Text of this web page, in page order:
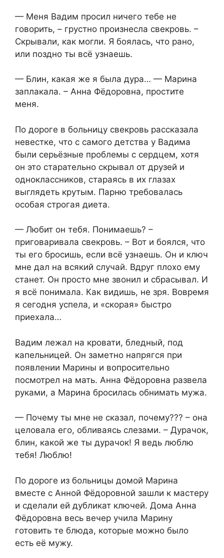
— Меня Вадим просил ничего тебе не
говорить, – грустно произнесла свекровь. –
Скрывали, как могли. Я боялась, что рано,
или поздно ты всё узнаешь.
— Блин, какая же я была дура… — Марина
заплакала. – Анна Фёдоровна, простите
меня.
По дороге в больницу свекровь рассказала
невестке, что с самого детства у Вадима
были серьёзные проблемы с сердцем, хотя
он это старательно скрывал от друзей и
одноклассников, стараясь в их глазах
выглядеть крутым. Парню требовалась
особая строгая диета.
— Любит он тебя. Понимаешь? –
приговаривала свекровь. – Вот и боялся, что
ты его бросишь, если всё узнаешь. Он и ключ
мне дал на всякий случай. Вдруг плохо ему
станет. Он просто мне звонил и сбрасывал. И
я всё понимала. Как видишь, не зря. Вовремя
я сегодня успела, и «скорая» быстро
приехала…
Вадим лежал на кровати, бледный, под
капельницей. Он заметно напрягся при
появлении Марины и вопросительно
посмотрел на мать. Анна Фёдоровна развела
руками, а Марина бросилась обнимать мужа.
— Почему ты мне не сказал, почему??? – она
целовала его, обливаясь слезами. – Дурачок,
блин, какой же ты дурачок! Я ведь люблю
тебя! Люблю!
По дороге из больницы домой Марина
вместе с Анной Фёдоровной зашли к мастеру
и сделали ей дубликат ключей. Дома Анна
Фёдоровна весь вечер учила Марину
готовить те блюда, которые можно было
есть её мужу.